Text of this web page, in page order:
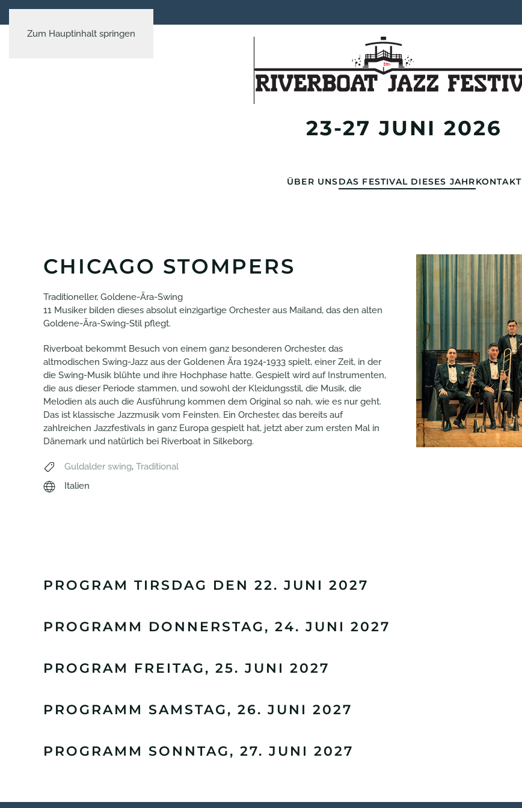
Zum Hauptinhalt springen
23-27 JUNI 2026
ÜBER UNSDAS FESTIVAL DIESES JAHRKONTAKT
CHICAGO STOMPERS
Traditioneller, Goldene-Ära-Swing
11 Musiker bilden dieses absolut einzigartige Orchester aus Mailand, das den alten
Goldene-Ära-Swing-Stil pflegt.
Riverboat bekommt Besuch von einem ganz besonderen Orchester, das
altmodischen Swing-Jazz aus der Goldenen Ära 1924-1933 spielt, einer Zeit, in der
die Swing-Musik blühte und ihre Hochphase hatte. Gespielt wird auf Instrumenten,
die aus dieser Periode stammen, und sowohl der Kleidungsstil, die Musik, die
Melodien als auch die Ausführung kommen dem Original so nah, wie es nur geht.
Das ist klassische Jazzmusik vom Feinsten. Ein Orchester, das bereits auf
zahlreichen Jazzfestivals in ganz Europa gespielt hat, jetzt aber zum ersten Mal in
Dänemark und natürlich bei Riverboat in Silkeborg.
Guldalder swing, Traditional
Italien
PROGRAM TIRSDAG DEN 22. JUNI 2027
PROGRAMM DONNERSTAG, 24. JUNI 2027
PROGRAM FREITAG, 25. JUNI 2027
PROGRAMM SAMSTAG, 26. JUNI 2027
PROGRAMM SONNTAG, 27. JUNI 2027